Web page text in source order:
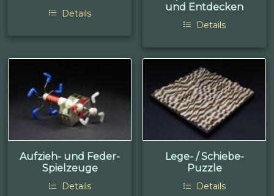
Details
und Entdecken
Details
Aufzieh- und Feder-
Spielzeuge
Details
Lege- / Schiebe-
Puzzle
Details